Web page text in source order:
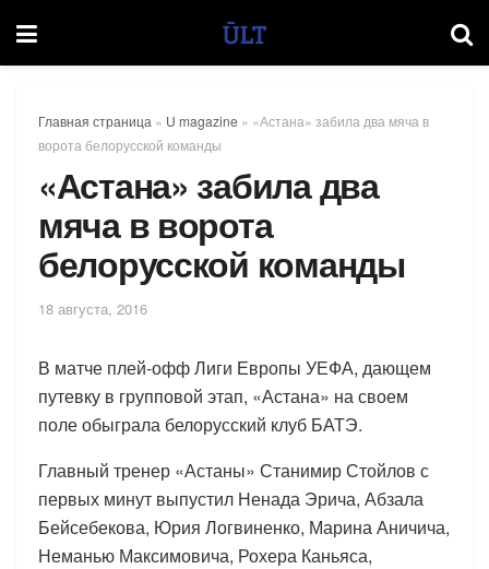
Главная страница » U magazine » «Астана» забила два мяча в
ворота белорусской команды
«Астана» забила два
мяча в ворота
белорусской команды
18 августа, 2016
В матче плей-офф Лиги Европы УЕФА, дающем
путевку в групповой этап, «Астана» на своем
поле обыграла белорусский клуб БАТЭ.
Главный тренер «Астаны» Станимир Стойлов с
первых минут выпустил Ненада Эрича, Абзала
Бейсебекова, Юрия Логвиненко, Марина Аничича,
Неманью Максимовича, Рохера Каньяса,